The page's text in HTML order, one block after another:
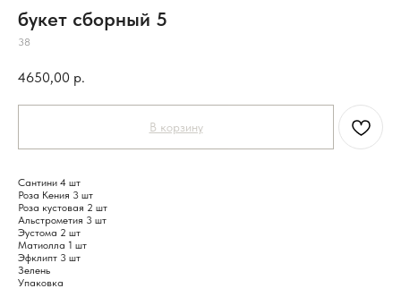
букет сборный 5
38
4650,00 р.
В корзину
Сантини 4 шт
Роза Кения 3 шт
Роза кустовая 2 шт
Альстрометия 3 шт
Эустома 2 шт
Матиолла 1 шт
Эфклипт 3 шт
Зелень
Упаковка